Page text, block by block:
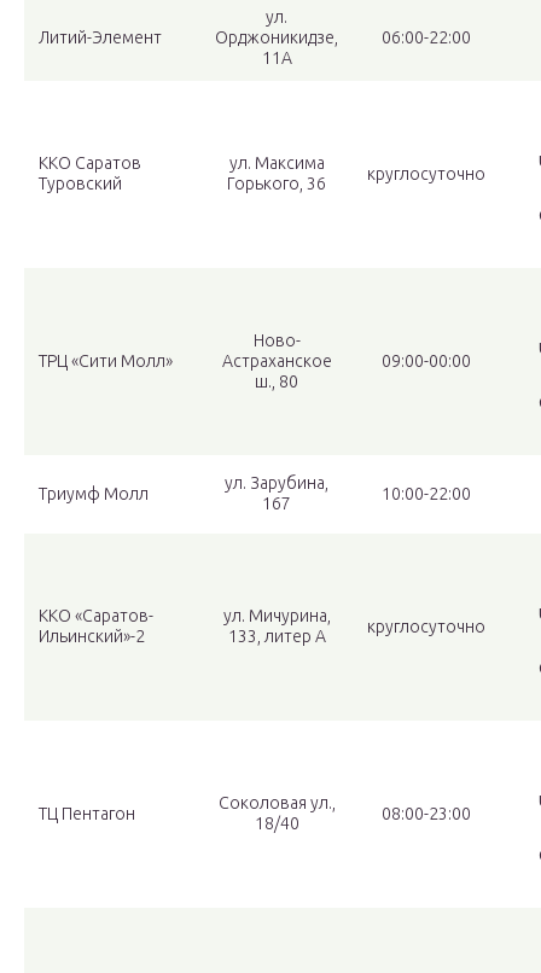
Литий-Элемент
ул.
Орджоникидзе,
11А
06:00-22:00
ККО Саратов
Туровский
ул. Максима
Горького, 36
круглосуточно
ТРЦ «Сити Молл»
Ново-
Астраханское
ш., 80
09:00-00:00
Триумф Молл
ул. Зарубина,
167
10:00-22:00
ККО «Саратов-
Ильинский»-2
ул. Мичурина,
133, литер А
круглосуточно
ТЦ Пентагон
Соколовая ул.,
18/40
08:00-23:00